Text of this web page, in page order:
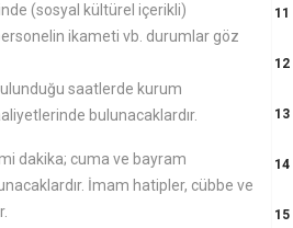
(sosyal kültürel içerikli)
ikameti vb. durumlar göz
saatlerde kurum
bulunacaklardır.
dakika; cuma ve bayram
İmam hatipler, cübbe ve
11
12
13
14
15